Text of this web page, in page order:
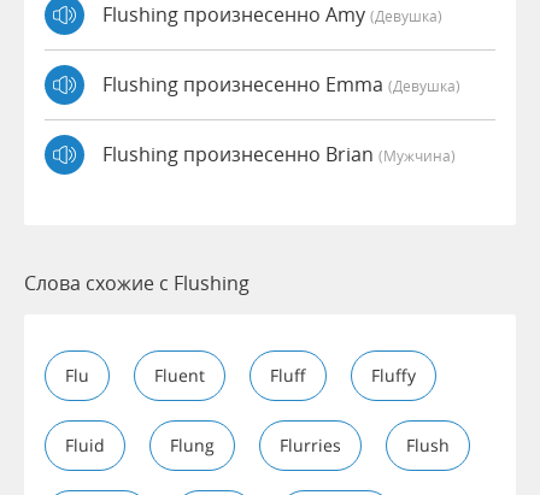
Flushing произнесенно Amy (девушка)
Flushing произнесенно Emma (девушка)
Flushing произнесенно Brian (мужчина)
Слова схожие с Flushing
Flu Fluent Fluff Fluffy
Fluid Flung Flurries Flush